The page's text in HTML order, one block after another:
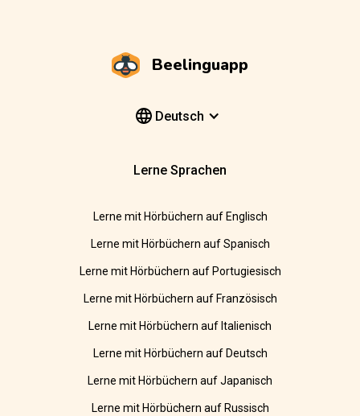
Beelinguapp
Deutsch
Lerne Sprachen
Lerne mit Hörbüchern auf Englisch
Lerne mit Hörbüchern auf Spanisch
Lerne mit Hörbüchern auf Portugiesisch
Lerne mit Hörbüchern auf Französisch
Lerne mit Hörbüchern auf Italienisch
Lerne mit Hörbüchern auf Deutsch
Lerne mit Hörbüchern auf Japanisch
Lerne mit Hörbüchern auf Russisch